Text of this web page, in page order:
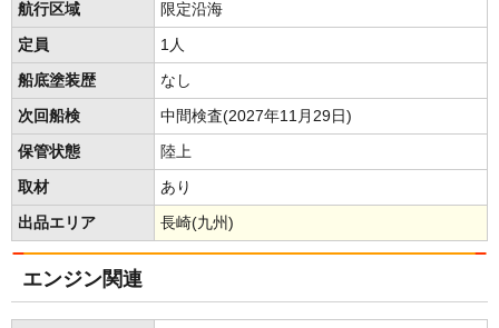
航行区域 限定沿海
定員 1人
船底塗装歴 なし
次回船検 中間検査(2027年11月29日)
保管状態 陸上
取材 あり
出品エリア 長崎(九州)
エンジン関連